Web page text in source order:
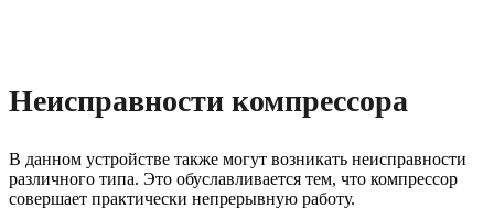
Неисправности компрессора
В данном устройстве также могут возникать неисправности
различного типа. Это обуславливается тем, что компрессор
совершает практически непрерывную работу.